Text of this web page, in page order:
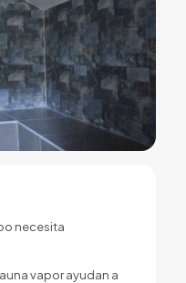
necesita
vapor ayudan a